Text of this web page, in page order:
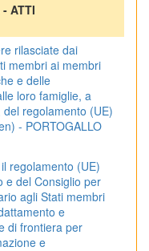
- ATTI
rilasciate dai
membri ai membri
e delle
loro famiglie, a
regolamento (UE)
- PORTOGALLO
regolamento (UE)
e del Consiglio per
agli Stati membri
e
di frontiera per
e